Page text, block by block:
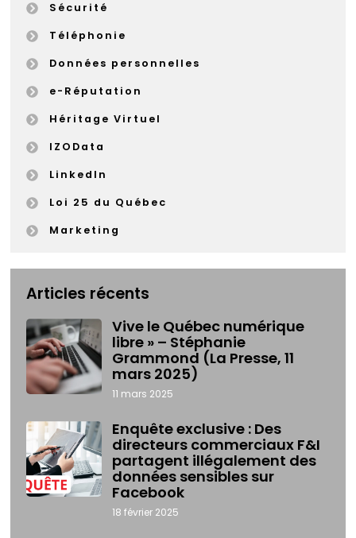
Sécurité
Téléphonie
Données personnelles
e-Réputation
Héritage Virtuel
IZOData
LinkedIn
Loi 25 du Québec
Marketing
Articles récents
Vive le Québec numérique
libre » – Stéphanie
Grammond (La Presse, 11
mars 2025)
11 mars 2025
Enquête exclusive : Des
directeurs commerciaux F&I
partagent illégalement des
données sensibles sur
Facebook
18 février 2025